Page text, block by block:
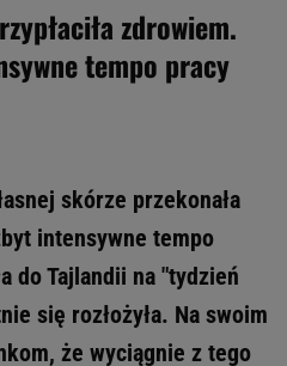
zdrowiem.
tempo pracy
skórze przekonała
intensywne tempo
do Tajlandii na "tydzień
się rozłożyła. Na swoim
że wyciągnie z tego